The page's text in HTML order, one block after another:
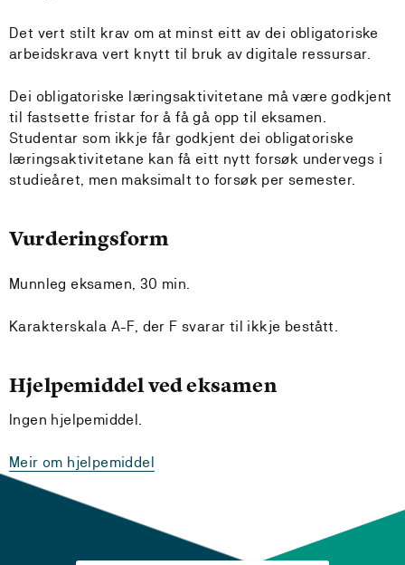
Det vert stilt krav om at minst eitt av dei obligatoriske
arbeidskrava vert knytt til bruk av digitale ressursar.
Dei obligatoriske læringsaktivitetane må være godkjent
til fastsette fristar for å få gå opp til eksamen.
Studentar som ikkje får godkjent dei obligatoriske
læringsaktivitetane kan få eitt nytt forsøk undervegs i
studieåret, men maksimalt to forsøk per semester.
Vurderingsform
Munnleg eksamen, 30 min.
Karakterskala A-F, der F svarar til ikkje bestått.
Hjelpemiddel ved eksamen
Ingen hjelpemiddel.
Meir om hjelpemiddel